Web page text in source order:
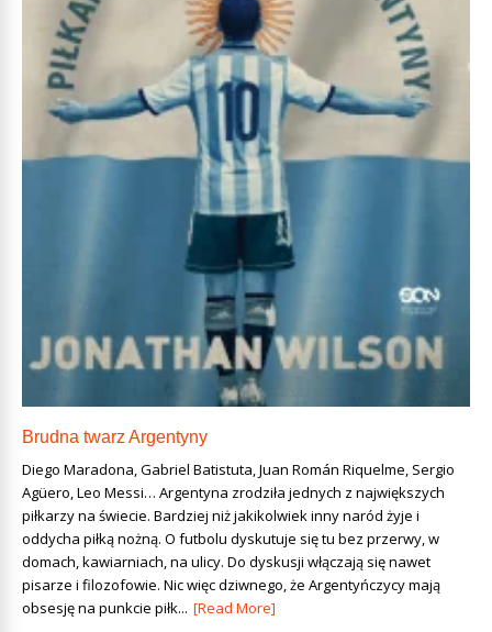
Brudna twarz Argentyny
Diego Maradona, Gabriel Batistuta, Juan Román Riquelme, Sergio
Agüero, Leo Messi… Argentyna zrodziła jednych z największych
piłkarzy na świecie. Bardziej niż jakikolwiek inny naród żyje i
oddycha piłką nożną. O futbolu dyskutuje się tu bez przerwy, w
domach, kawiarniach, na ulicy. Do dyskusji włączają się nawet
pisarze i filozofowie. Nic więc dziwnego, że Argentyńczycy mają
obsesję na punkcie piłk... [Read More]